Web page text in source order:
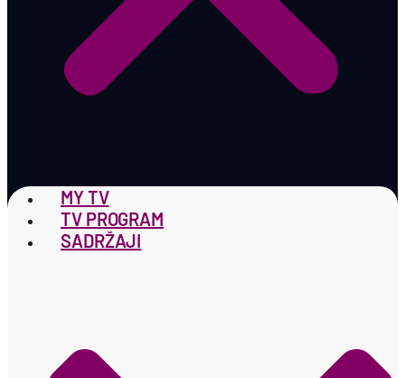
MY TV
TV PROGRAM
SADRŽAJI